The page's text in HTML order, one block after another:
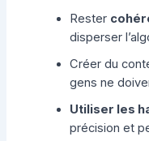
Rester
disperser
Créer du
gens ne
Utiliser les
précision et